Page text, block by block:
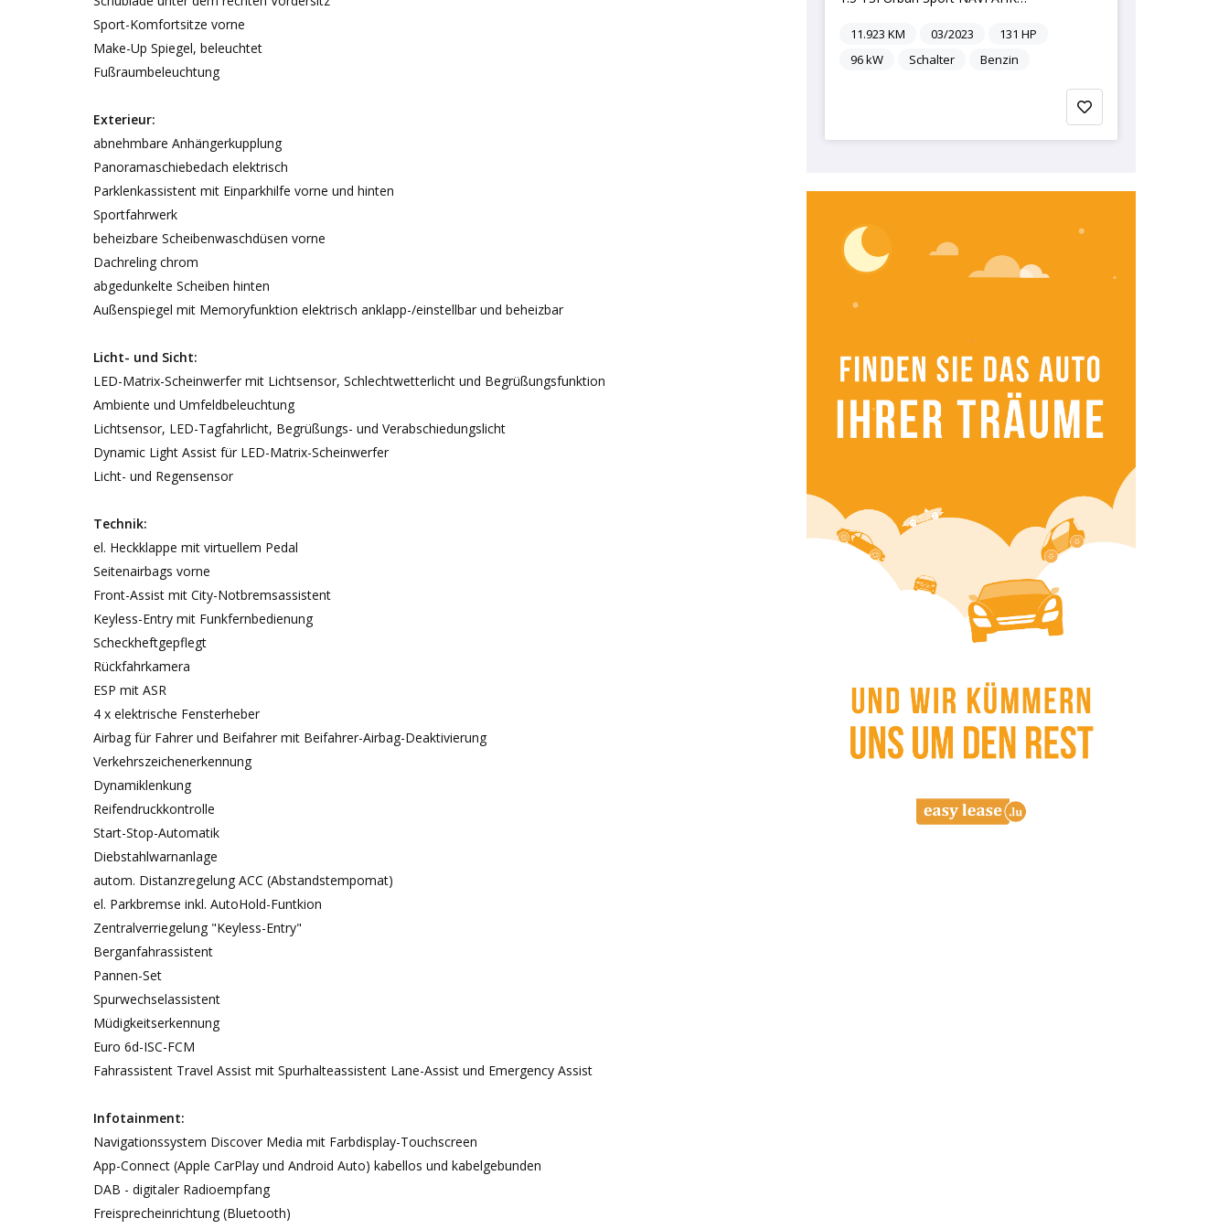
11.923 KM 03/2023 131 HP
96kW Schalter Benzin
Sport-Komfortsitze vorne
Make-Up Spiegel, beleuchtet
Fußraumbeleuchtung
Exterieur:
abnehmbare Anhängerkupplung
Panoramaschiebedach elektrisch
Parklenkassistent mit Einparkhilfe vorne und hinten
Sportfahrwerk
beheizbare Scheibenwaschdüsen vorne
Dachreling chrom
abgedunkelte Scheiben hinten
Außenspiegel mit Memoryfunktion elektrisch anklapp-/einstellbar und beheizbar
Licht- und Sicht:
LED-Matrix-Scheinwerfer mit Lichtsensor, Schlechtwetterlicht und Begrüßungsfunktion
Ambiente und Umfeldbeleuchtung
Lichtsensor, LED-Tagfahrlicht, Begrüßungs- und Verabschiedungslicht
Dynamic Light Assist für LED-Matrix-Scheinwerfer
Licht- und Regensensor
Technik:
el. Heckklappe mit virtuellem Pedal
Seitenairbags vorne
Front-Assist mit City-Notbremsassistent
Keyless-Entry mit Funkfernbedienung
Scheckheftgepflegt
Rückfahrkamera
ESP mit ASR
4 x elektrische Fensterheber
Airbag für Fahrer und Beifahrer mit Beifahrer-Airbag-Deaktivierung
Verkehrszeichenerkennung
Dynamiklenkung
Reifendruckkontrolle
Start-Stop-Automatik
Diebstahlwarnanlage
autom. Distanzregelung ACC (Abstandstempomat)
el. Parkbremse inkl. AutoHold-Funtkion
Zentralverriegelung "Keyless-Entry"
Berganfahrassistent
Pannen-Set
Spurwechselassistent
Müdigkeitserkennung
Euro 6d-ISC-FCM
Fahrassistent Travel Assist mit Spurhalteassistent Lane-Assist und Emergency Assist
Infotainment:
Navigationssystem Discover Media mit Farbdisplay-Touchscreen
App-Connect (Apple CarPlay und Android Auto) kabellos und kabelgebunden
DAB - digitaler Radioempfang
Freisprecheinrichtung (Bluetooth)